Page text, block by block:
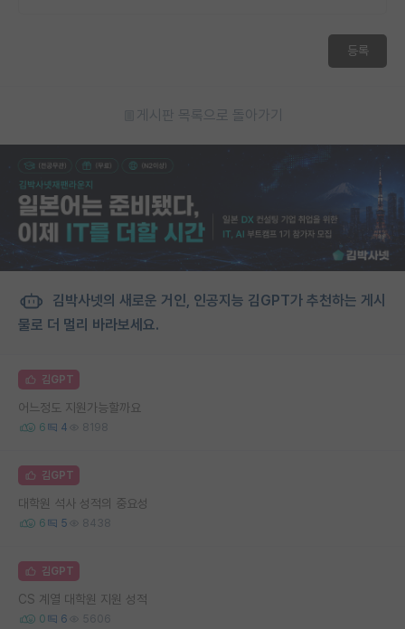
등록
게시판 목록으로 돌아가기
김박사넷의 새로운 거인, 인공지능 김GPT가 추천하는 게시
물로 더 멀리 바라보세요.
김GPT
어느정도 지원가능할까요
6 4 8198
김GPT
대학원 석사 성적의 중요성
6 5 8438
김GPT
CS 계열 대학원 지원 성적
0 6 5606